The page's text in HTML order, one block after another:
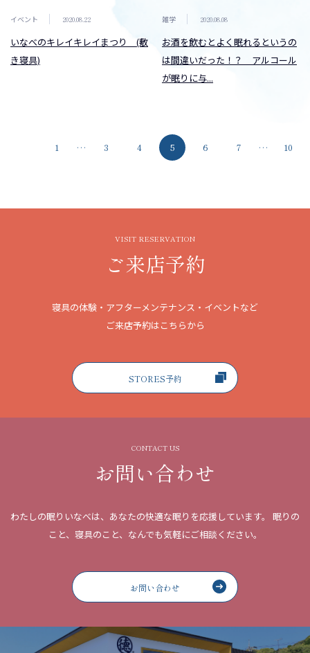
イベント 2020.08.22
いなべのキレイキレイまつり (敷
き寝具)
雑学 2020.08.08
お酒を飲むとよく眠れるというの
は間違いだった！？ アルコール
が眠りに与...
1 … 3 4 5 6 7 … 10
VISIT RESERVATION
ご来店予約
寝具の体験・アフターメンテナンス・イベントなど
ご来店予約はこちらから
STORES予約
CONTACT US
お問い合わせ
わたしの眠りいなべは、あなたの快適な眠りを応援しています。
眠りの
こと、寝具のこと、なんでも気軽にご相談ください。
お問い合わせ